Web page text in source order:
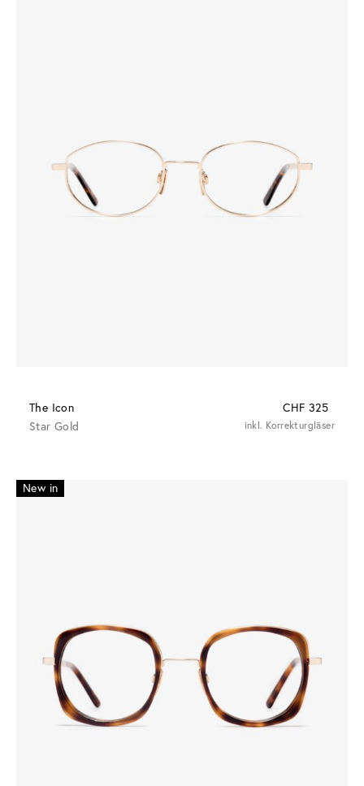
The Icon
CHF 325
Star Gold
inkl. Korrekturgläser
New in